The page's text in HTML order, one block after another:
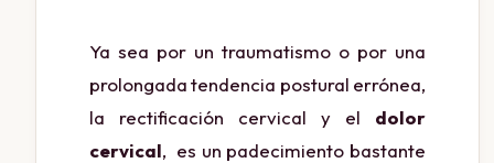
Ya sea por un traumatismo o por una
prolongada tendencia postural errónea,
la rectificación cervical y el dolor
cervical, es un padecimiento bastante